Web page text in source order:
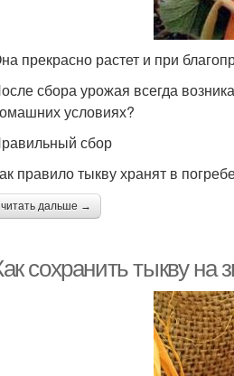
прекрасно растет и при
сбора урожая всегда
условиях?
сбор
правило тыкву хранят в
читать дальше →
сохранить тыкву на